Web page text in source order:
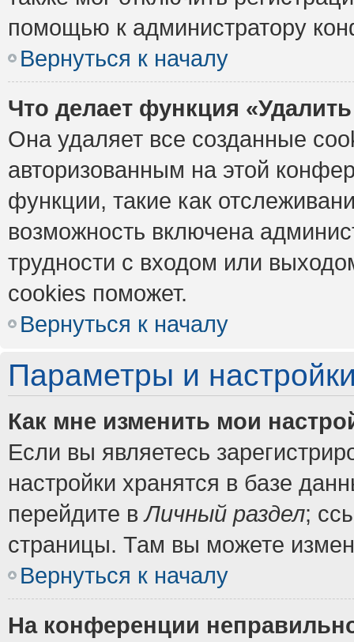
помощью к администратору
Вернуться к началу
Что делает функция
Она удаляет все созданные
авторизованным на этой
функции, такие как
возможность включена
трудности с входом или
cookies поможет.
Вернуться к началу
Параметры и
Как мне изменить мои
Если вы являетесь
настройки хранятся в базе
перейдите вЛичный раздел;
страницы. Там вы можете
Вернуться к началу
На конференции